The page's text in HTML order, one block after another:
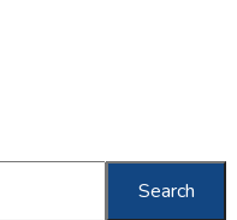
Search